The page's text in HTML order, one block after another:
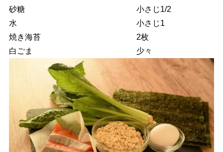
砂糖 小さじ1/2
水 小さじ1
焼き海苔 2枚
白ごま 少々